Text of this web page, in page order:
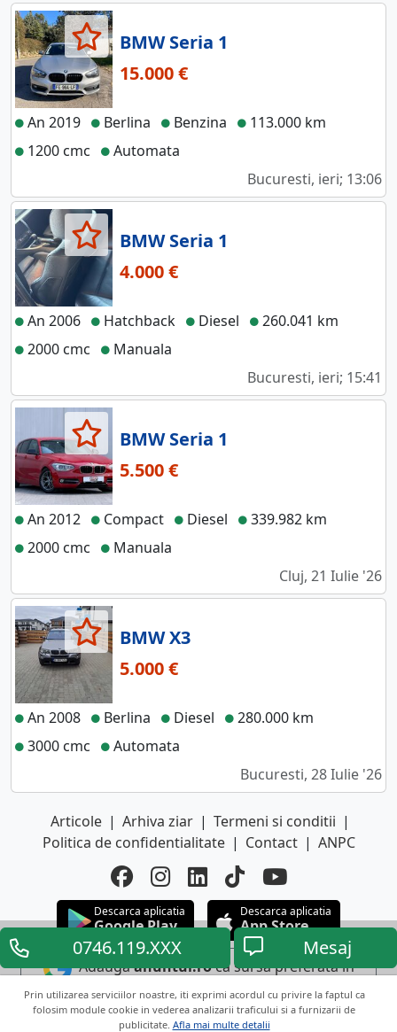
0746.119.XXX Mesaj
Prin utilizarea serviciilor noastre, iti exprimi acordul cu privire la faptul ca
folosim module cookie in vederea analizarii traficului si a furnizarii de
publicitate. Afla mai multe detalii
BMW Seria 1
15.000 €
An 2019 Berlina Benzina
113.000 km
1200 cmc
Automata
Bucuresti, ieri; 13:06
BMW Seria 1
4.000 €
An 2006 Hatchback Diesel
260.041 km
2000 cmc
Manuala
Bucuresti, ieri; 15:41
BMW Seria 1
5.500 €
An 2012 Compact Diesel
339.982 km
2000 cmc
Manuala
Cluj, 21 Iulie '26
BMW X3
5.000 €
An 2008 Berlina Diesel
280.000 km
3000 cmc
Automata
Bucuresti, 28 Iulie '26
Articole | Arhiva ziar | Termeni si conditii |
Politica de confidentialitate | Contact | ANPC
Descarca aplicatia
Google Play
Descarca aplicatia
App Store
Adaugaanuntul.roca sursa preferata in
Google
Copyright © 2026 ANUNTUL TELEFONIC